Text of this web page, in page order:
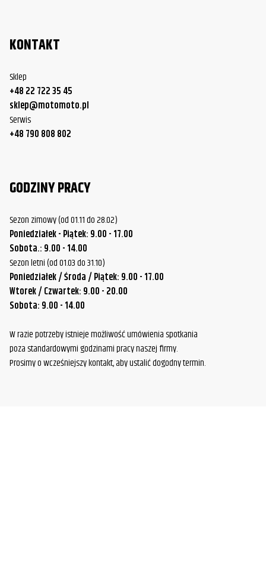
KONTAKT
Sklep
+48 22 722 35 45
sklep@motomoto.pl
Serwis
+48 790 808 802
GODZINY PRACY
Sezon zimowy (od 01.11 do 28.02)
Poniedziałek - Piątek: 9.00 - 17.00
Sobota.: 9.00 - 14.00
Sezon letni (od 01.03 do 31.10)
Poniedziałek / Środa / Piątek: 9.00 - 17.00
Wtorek / Czwartek: 9.00 - 20.00
Sobota: 9.00 - 14.00
W razie potrzeby istnieje możliwość umówienia spotkania
poza standardowymi godzinami pracy naszej firmy.
Prosimy o wcześniejszy kontakt, aby ustalić dogodny termin.